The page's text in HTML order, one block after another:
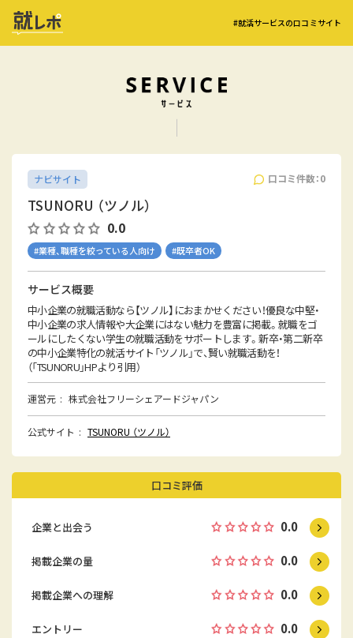
#就活サービスの口コミサイト
口コミ件数：0
ナビサイト
TSUNORU （ツノル）
0.0
#業種、職種を絞っている人向け #既卒者OK
サービス概要
中小企業の就職活動なら【ツノル】におまかせください！優良な中堅・
中小企業の求人情報や大企業にはない魅力を豊富に掲載。就職をゴ
ールにしたくない学生の就職活動をサポートします。新卒・第二新卒
の中小企業特化の就活サイト「ツノル」で、賢い就職活動を！
（「TSUNORU」HPより引用）
運営元 株式会社フリーシェアードジャパン
公式サイト TSUNORU （ツノル）
口コミ評価
企業と出会う 0.0
掲載企業の量 0.0
掲載企業への理解 0.0
エントリー 0.0